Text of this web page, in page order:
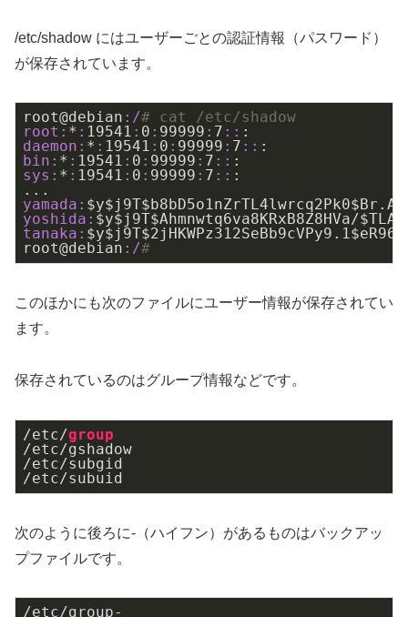
/etc/shadow にはユーザーごとの認証情報（パスワード）
が保存されています。
root@debian :/# cat /etc/shadow
root: * : 19541 : 0 : 99999 : 7 : :
daemon: * : 19541 : 0 : 99999 : 7 : :
bin: * : 19541 : 0 : 99999 : 7 : :
sys: * : 19541 : 0 : 99999 : 7 : : :
yamada:
yoshida: $y$j9T$Ahmnwtq6va8KRxB8Z8HVa/
tanaka: $y$j9T$2jHKWPz312SeBb9cVPy9. 1
root@debian :/#
このほかにも次のファイルにユーザー情報が保存されてい
ます。
保存されているのはグループ情報などです。
/etc/group
/etc/gshadow
/etc/subgid
/etc/subuid
次のように後ろに-（ハイフン）があるものはバックアッ
プファイルです。